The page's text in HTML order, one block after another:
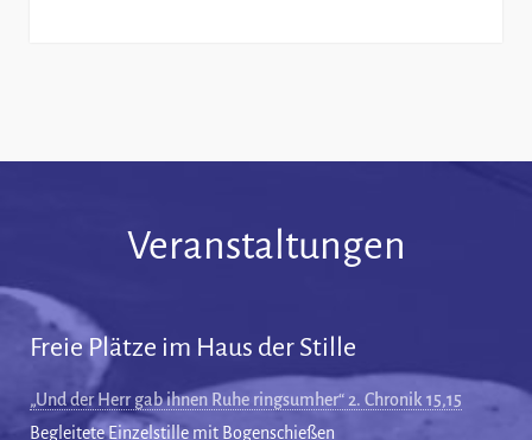
Veranstaltungen
Freie Plätze im Haus der Stille
„Und der Herr gab ihnen Ruhe ringsumher“ 2. Chronik 15,15
Begleitete Einzelstille mit Bogenschießen